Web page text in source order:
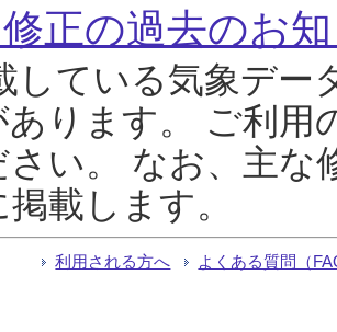
正の過去のお
している気象デー
あります。 ご利用
さい。 なお、主な
載します。
利用される方へ よくある質問（